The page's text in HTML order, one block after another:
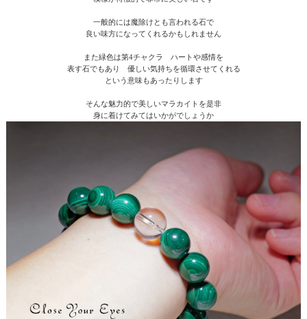
一般的には魔除けとも言われる石で
良い味方になってくれるかもしれません
また緑色は第4チャクラ ハートや感情を
表す石でもあり 優しい気持ちを循環させてくれる
という意味もあったりします
そんな魅力的で美しいマラカイトを是非
身に着けてみてはいかがでしょうか